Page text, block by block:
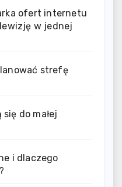
ofert internetu
w jednej
strefę
do małej
i dlaczego